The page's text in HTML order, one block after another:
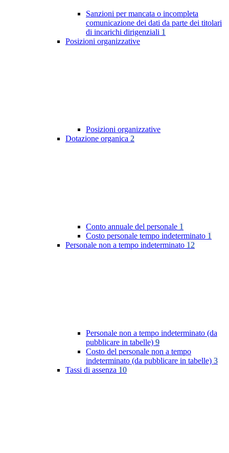
Sanzioni per mancata o incompleta
comunicazione dei dati da parte dei titolari
di incarichi dirigenziali 1
Posizioni organizzative
Posizioni organizzative
Dotazione organica 2
Conto annuale del personale 1
Costo personale tempo indeterminato 1
Personale non a tempo indeterminato 12
Personale non a tempo indeterminato (da
pubblicare in tabelle) 9
Costo del personale non a tempo
indeterminato (da pubblicare in tabelle) 3
Tassi di assenza 10